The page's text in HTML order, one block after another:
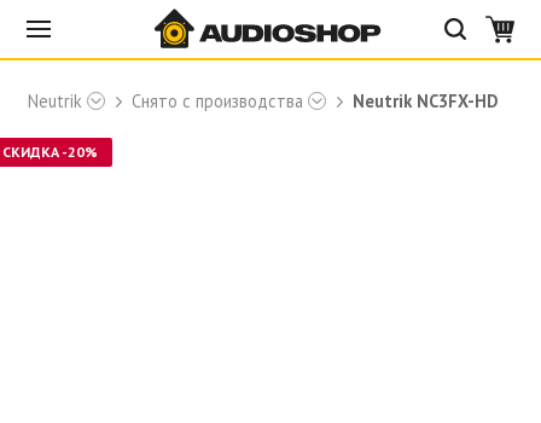
Neutrik Снято с производства Neutrik NC3FX-HD
СКИДКА -20%